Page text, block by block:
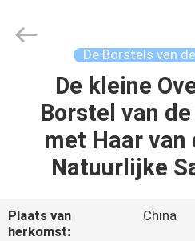
PRODUCTEN
ONS
Chanmy
Cosmetics
De Borstels van
De kleine
Borstel van
met Haar van
Natuurlijke
Plaats van
herkomst:
China